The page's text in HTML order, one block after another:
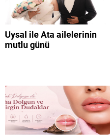
Uysal ile Ata ailelerinin
mutlu günü